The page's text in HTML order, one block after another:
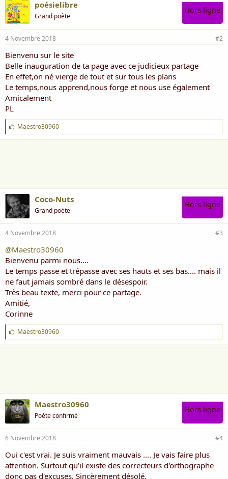
poésielibre
Grand poète
Hors ligne
4 Novembre 2018 #2
Bienvenu sur le site
Belle inauguration de ta page avec ce judicieux partage
En effet,on né vierge de tout et sur tous les plans
Le temps,nous apprend,nous forge et nous use également
Amicalement
PL
J
'
a
Maestro30960
Coco-Nuts
Grand poète
Hors ligne
4 Novembre 2018 #3
@Maestro30960
Bienvenu parmi nous....
Le temps passe et trépasse avec ses hauts et ses bas.... mais il
ne faut jamais sombré dans le désespoir.
Très beau texte, merci pour ce partage.
Amitié,
Corinne
J
'
a
Maestro30960
Maestro30960
Poète confirmé
Hors ligne
6 Novembre 2018 #4
Oui c'est vrai. Je suis vraiment mauvais .... Je vais faire plus
attention. Surtout qu'il existe des correcteurs d'orthographe
donc pas d'excuses. Sincèrement désolé.